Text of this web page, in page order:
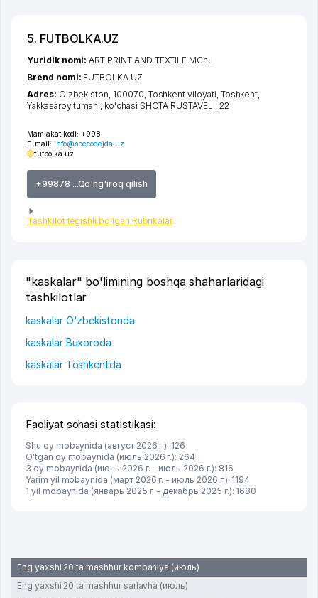
5. FUTBOLKA.UZ
Mamlakat kodi: +998
E-mail: info@specodejda.uz
futbolka.uz
+99878 ...Qo'ng'iroq qilish
Tashkilot tegishli bo'lgan Rubrikalar
Yuridik nomi:ART PRINT AND TEXTILE MChJ
Brend nomi: FUTBOLKA.UZ
Adres: O'zbekiston, 100070, Toshkent viloyati Toshkent
Yakkasaroy tumani ko'chasi SHOTA RUSTAVELI , 22
"kaskalar" bo'limining boshqa shaharlaridagi
tashkilotlar
kaskalar O'zbekistonda
kaskalar Buxoroda
kaskalar Toshkentda
Faoliyat sohasi statistikasi:
Shu oy mobaynida (август 2026 г.): 126
O'tgan oy mobaynida (июль 2026 г.): 264
3 oy mobaynida (июнь 2026 г. - июль 2026 г.): 816
Yarim yil mobaynida (март 2026 г. - июль 2026 г.): 1194
1 yil mobaynida (январь 2025 г. - декабрь 2025 г.): 1680
Eng yaxshi 20 ta mashhur kompaniya (июль)
Eng yaxshi 20 ta mashhur sarlavha (июль)